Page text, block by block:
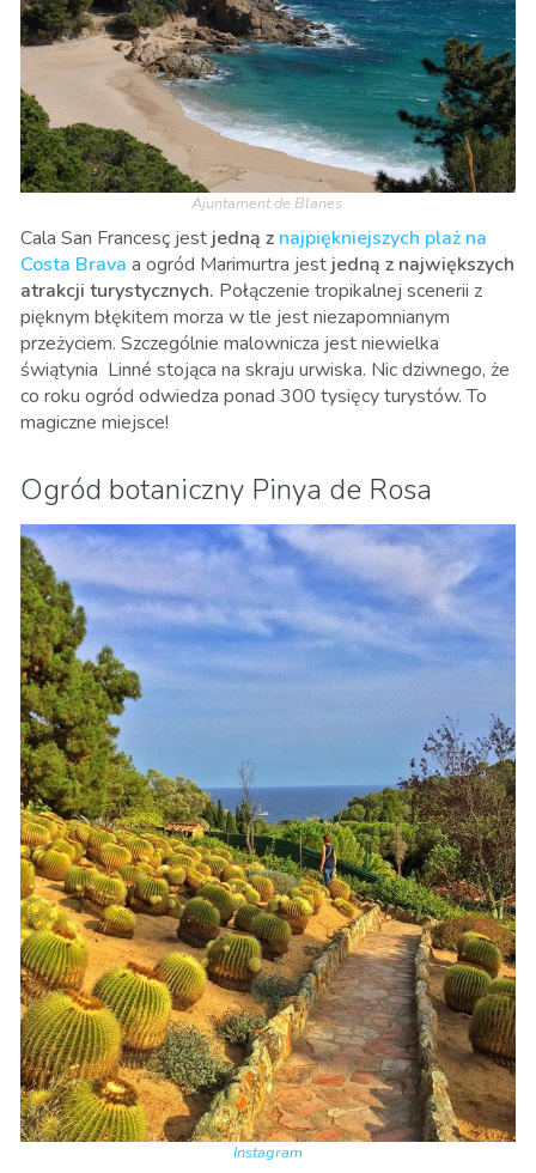
Ajuntament de Blanes
Cala San Francesç jest jedną z najpiękniejszych plaż na
Costa Brava a ogród Marimurtra jest jedną z największych
atrakcji turystycznych. Połączenie tropikalnej scenerii z
pięknym błękitem morza w tle jest niezapomnianym
przeżyciem. Szczególnie malownicza jest niewielka
świątynia Linné stojąca na skraju urwiska. Nic dziwnego, że
co roku ogród odwiedza ponad 300 tysięcy turystów. To
magiczne miejsce!
Ogród botaniczny Pinya de Rosa
Instagram